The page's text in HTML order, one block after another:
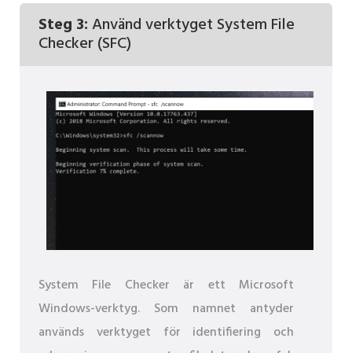
Steg 3:Använd verktyget System File
Checker (SFC)
System File Checker är ett Microsoft
Windows-verktyg. Som namnet antyder
används verktyget för identifiering och